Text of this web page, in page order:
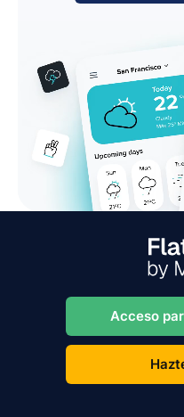
Acceso